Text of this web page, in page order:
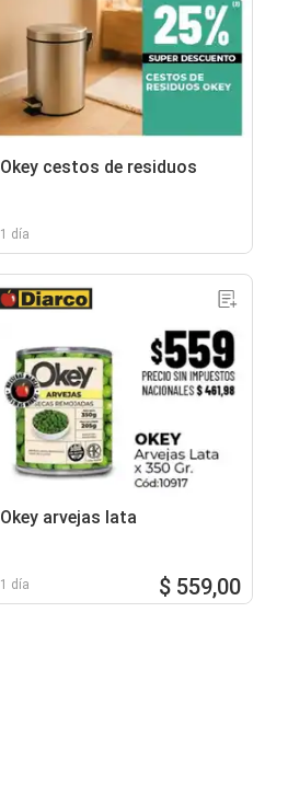
Okey cestos de residuos
1 día
Okey arvejas lata
1 día $ 559,00